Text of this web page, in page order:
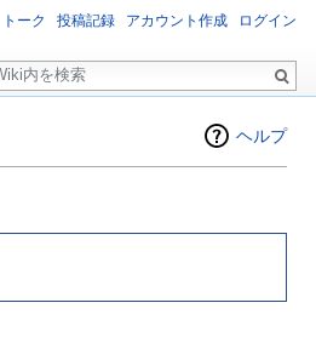
ヘルプ
トーク 投稿記録 アカウント作成 ログイン